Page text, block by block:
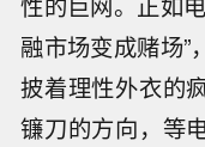
融市场变成赌场”
披着理性外衣的
镰刀的方向，等